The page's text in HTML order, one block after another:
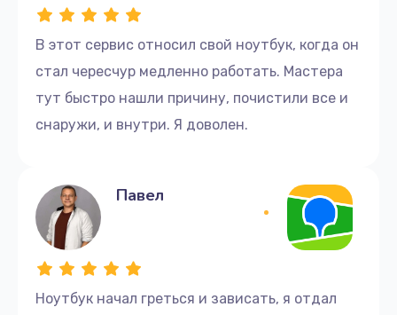
В этот сервис относил свой ноутбук, когда он
стал чересчур медленно работать. Мастера
тут быстро нашли причину, почистили все и
снаружи, и внутри. Я доволен.
Ноутбук начал греться и зависать, я отдал
Павел